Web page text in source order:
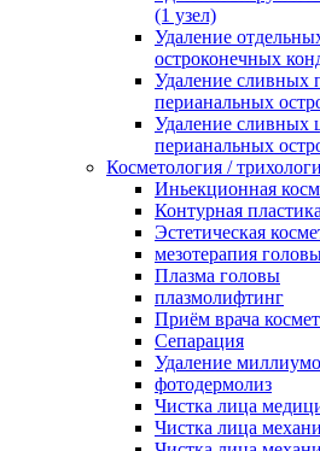
(1 узел)
Удаление
остроконечных
Удаление сливных
перианальных
Удаление сливных
перианальных
Косметология /
Иньекционная
Контурная
Эстетическая
мезотерапия
Плазма головы
плазмолифтинг
Приём врача
Сепарация
Удаление
фотодермолиз
Чистка лица
Чистка лица